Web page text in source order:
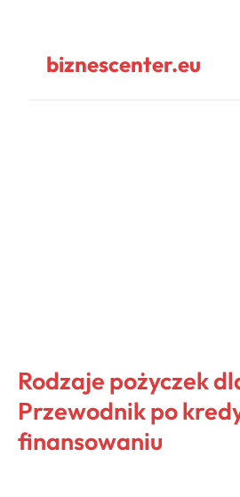
biznescenter.eu
Rodzaje pożyczek
Przewodnik po
finansowaniu